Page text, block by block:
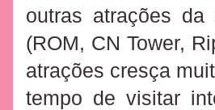
outras atrações da
(ROM, CN Tower,
atrações cresça
tempo de visitar